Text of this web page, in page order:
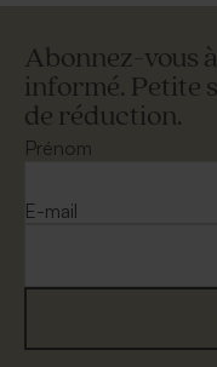
Abonnez-vous
informé. Petite
de réduction.
Prénom
E-mail